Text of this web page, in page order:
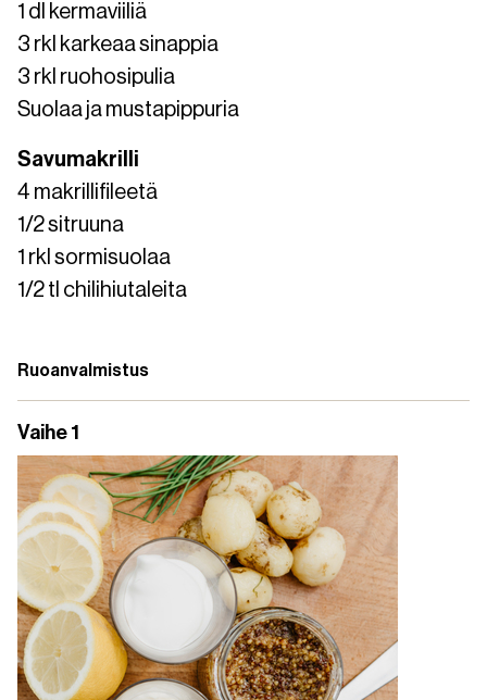
1 dl kermaviiliä
3 rkl karkeaa sinappia
3 rkl ruohosipulia
Suolaa ja mustapippuria
Savumakrilli
4 makrillifileetä
1/2 sitruuna
1 rkl sormisuolaa
1/2 tl chilihiutaleita
Ruoanvalmistus
Vaihe 1